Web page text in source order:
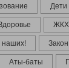
Дети
ЖКХ
наших! Закон
Аты-баты